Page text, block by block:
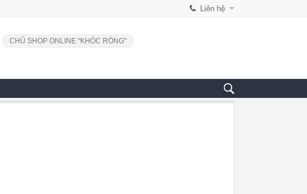
Liên hệ
CHỦ SHOP ONLINE "KHÓC RÒNG"